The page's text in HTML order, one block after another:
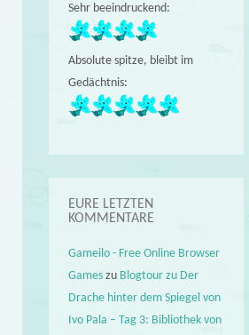
Sehr beeindruckend:
Absolute spitze, bleibt im
Gedächtnis:
EURE LETZTEN
KOMMENTARE
Gameilo - Free Online Browser
Games zu Blogtour zu Der
Drache hinter dem Spiegel von
Ivo Pala – Tag 3: Bibliothek von